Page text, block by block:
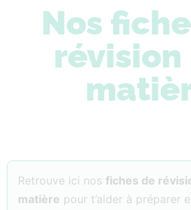
Nos
révision
Retrouve ici nos fiches de
matière pour t’aider à préparer